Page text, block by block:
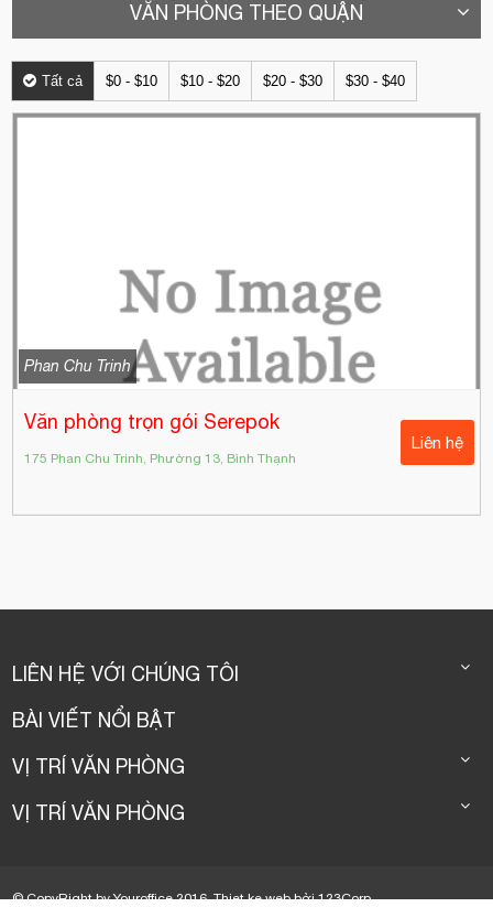
VĂN PHÒNG THEO QUẬN
Tất cả $0 - $10 $10 - $20 $20 - $30 $30 - $40
Phan Chu Trinh
Văn phòng trọn gói Serepok
175 Phan Chu Trinh, Phường 13, Bình Thạnh
Liên hệ
LIÊN HỆ VỚI CHÚNG TÔI
BÀI VIẾT NỔI BẬT
VỊ TRÍ VĂN PHÒNG
VỊ TRÍ VĂN PHÒNG
© CopyRight by Youroffice 2016.Thiet ke webbởi123Corp